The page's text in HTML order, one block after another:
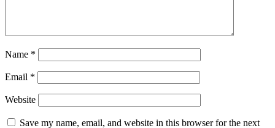
Name *
Email *
Website
Save my name, email, and website in this browser for the next